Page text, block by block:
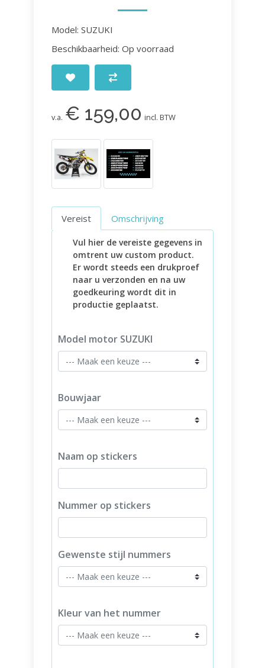
Model: SUZUKI
Beschikbaarheid: Op voorraad
v.a. € 159,00 incl. BTW
Vereist Omschrijving
Vul hier de vereiste gegevens in
omtrent uw custom product.
Er wordt steeds een drukproef
naar u verzonden en na uw
goedkeuring wordt dit in
productie geplaatst.
Model motor SUZUKI
Bouwjaar
Naam op stickers
Nummer op stickers
Gewenste stijl nummers
Kleur van het nummer